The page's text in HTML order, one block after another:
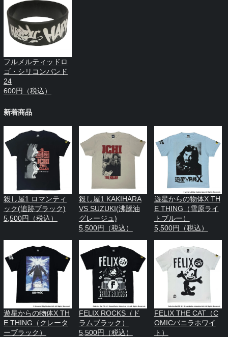
フルメルティッドロ
ゴ・シリコンバンド
24
600円（税込）
新着商品
殺し屋1 ロマンティ
ック(追跡ブラック)
5,500円（税込）
殺し屋1 KAKIHARA
VS SUZUKI(沸騰油
グレージュ)
5,500円（税込）
遊星からの物体X TH
E THING（雪原ライ
トブルー）
5,500円（税込）
遊星からの物体X TH
E THING（クレータ
ーブラック）
FELIX ROCKS（ド
ラムブラック）
5,500円（税込）
FELIX THE CAT（C
OMICバニラホワイ
ト）